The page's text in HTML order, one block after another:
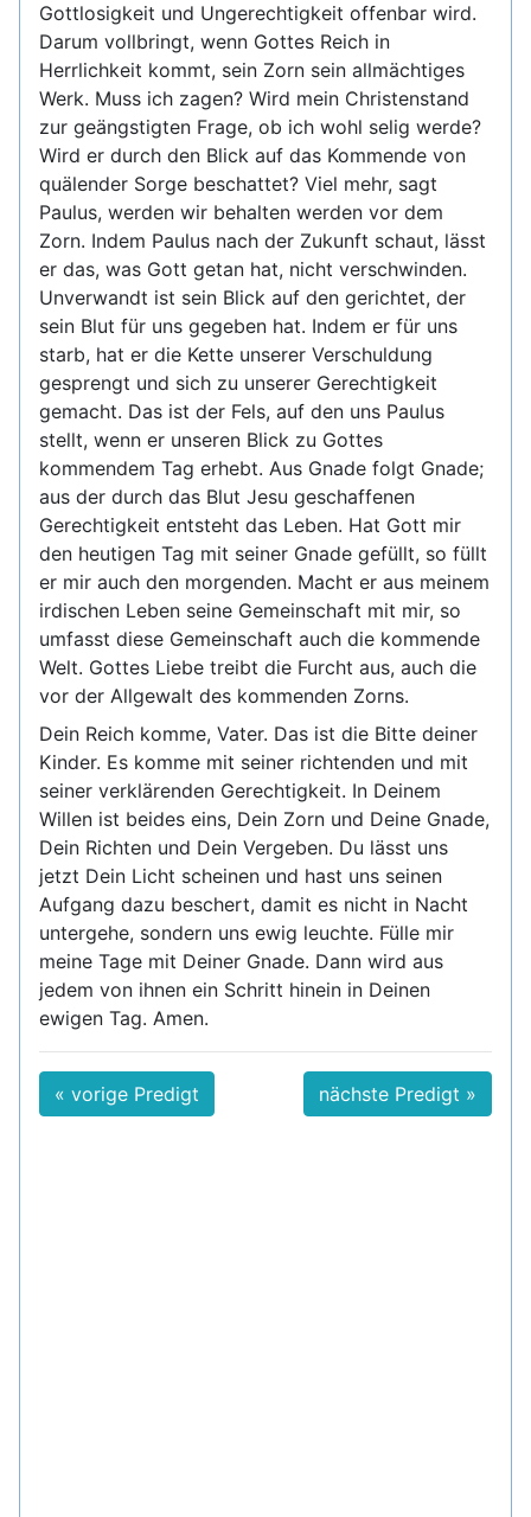
Gottlosigkeit und Ungerechtigkeit offenbar wird.
Darum vollbringt, wenn Gottes Reich in
Herrlichkeit kommt, sein Zorn sein allmächtiges
Werk. Muss ich zagen? Wird mein Christenstand
zur geängstigten Frage, ob ich wohl selig werde?
Wird er durch den Blick auf das Kommende von
quälender Sorge beschattet? Viel mehr, sagt
Paulus, werden wir behalten werden vor dem
Zorn. Indem Paulus nach der Zukunft schaut, lässt
er das, was Gott getan hat, nicht verschwinden.
Unverwandt ist sein Blick auf den gerichtet, der
sein Blut für uns gegeben hat. Indem er für uns
starb, hat er die Kette unserer Verschuldung
gesprengt und sich zu unserer Gerechtigkeit
gemacht. Das ist der Fels, auf den uns Paulus
stellt, wenn er unseren Blick zu Gottes
kommendem Tag erhebt. Aus Gnade folgt Gnade;
aus der durch das Blut Jesu geschaffenen
Gerechtigkeit entsteht das Leben. Hat Gott mir
den heutigen Tag mit seiner Gnade gefüllt, so füllt
er mir auch den morgenden. Macht er aus meinem
irdischen Leben seine Gemeinschaft mit mir, so
umfasst diese Gemeinschaft auch die kommende
Welt. Gottes Liebe treibt die Furcht aus, auch die
vor der Allgewalt des kommenden Zorns.
Dein Reich komme, Vater. Das ist die Bitte deiner
Kinder. Es komme mit seiner richtenden und mit
seiner verklärenden Gerechtigkeit. In Deinem
Willen ist beides eins, Dein Zorn und Deine Gnade,
Dein Richten und Dein Vergeben. Du lässt uns
jetzt Dein Licht scheinen und hast uns seinen
Aufgang dazu beschert, damit es nicht in Nacht
untergehe, sondern uns ewig leuchte. Fülle mir
meine Tage mit Deiner Gnade. Dann wird aus
jedem von ihnen ein Schritt hinein in Deinen
ewigen Tag. Amen.
« vorige Predigt nächste Predigt »